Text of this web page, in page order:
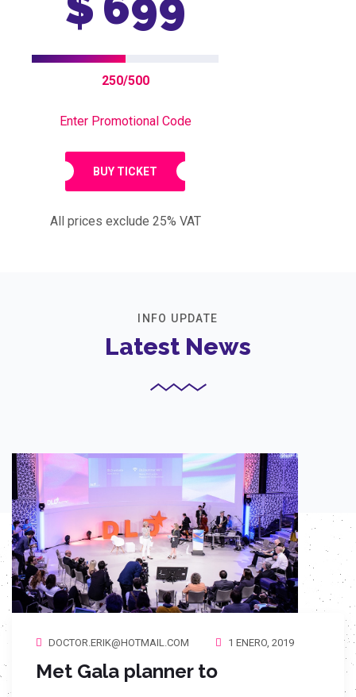
250/500
Enter Promotional Code
BUY TICKET
All prices exclude 25% VAT
INFO UPDATE
Latest News
DOCTOR.ERIK@HOTMAIL.COM 1 ENERO, 2019
Met Gala planner to